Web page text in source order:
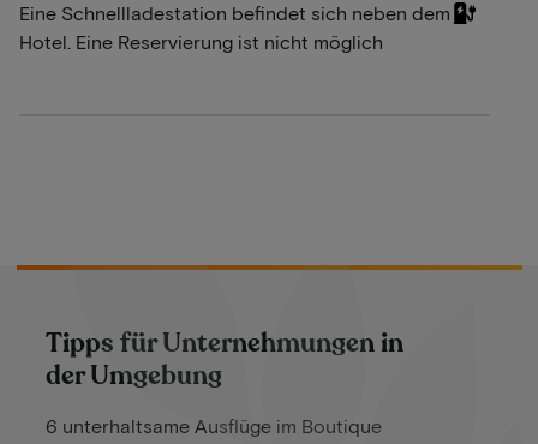
Eine Schnellladestation befindet sich neben dem
Hotel. Eine Reservierung ist nicht möglich
Tipps für Unternehmungen in
der Umgebung
6 unterhaltsame Ausflüge im Boutique